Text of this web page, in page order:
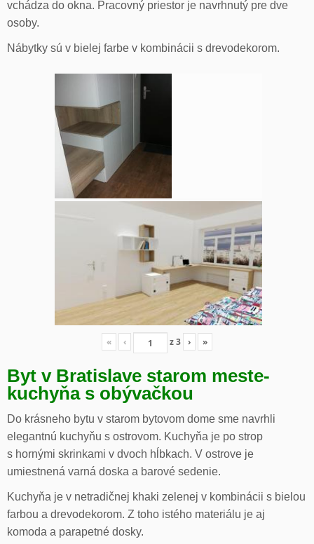
vchádza do okna. Pracovný priestor je navrhnutý pre dve
osoby.
Nábytky sú v bielej farbe v kombinácii s drevodekorom.
« ‹ z3 › »
Byt v Bratislave starom meste-
kuchyňa s obývačkou
Do krásneho bytu v starom bytovom dome sme navrhli
elegantnú kuchyňu s ostrovom. Kuchyňa je po strop
s hornými skrinkami v dvoch hĺbkach. V ostrove je
umiestnená varná doska a barové sedenie.
Kuchyňa je v netradičnej khaki zelenej v kombinácii s bielou
farbou a drevodekorom. Z toho istého materiálu je aj
komoda a parapetné dosky.